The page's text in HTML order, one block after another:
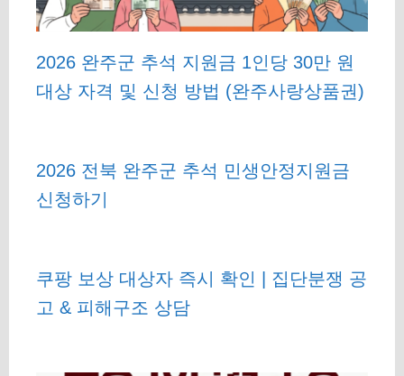
2026 완주군 추석 지원금 1인당 30만 원
대상 자격 및 신청 방법 (완주사랑상품권)
2026 전북 완주군 추석 민생안정지원금
신청하기
쿠팡 보상 대상자 즉시 확인 | 집단분쟁 공
고 & 피해구조 상담